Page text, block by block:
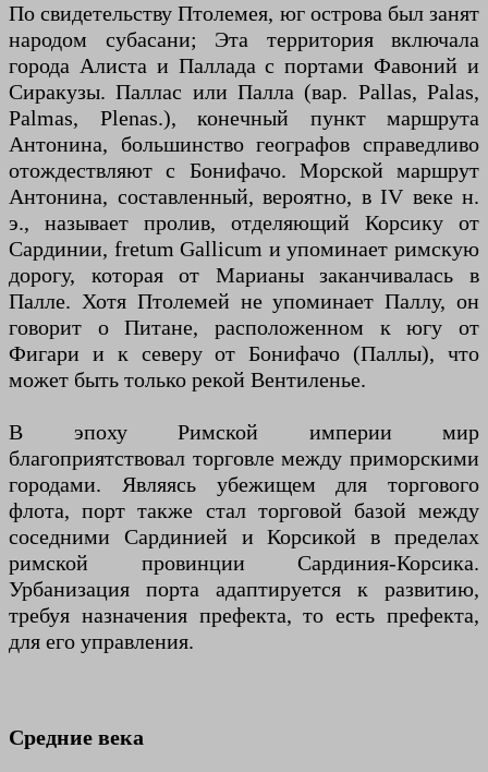
По свидетельству Птолемея, юг острова был занят
народом субасани; Эта территория включала
города Алиста и Паллада с портами Фавоний и
Сиракузы. Паллас или Палла (вар. Pallas, Palas,
Palmas, Plenas.), конечный пункт маршрута
Антонина, большинство географов справедливо
отождествляют с Бонифачо. Морской маршрут
Антонина, составленный, вероятно, в IV веке н.
э., называет пролив, отделяющий Корсику от
Сардинии, fretum Gallicum и упоминает римскую
дорогу, которая от Марианы заканчивалась в
Палле. Хотя Птолемей не упоминает Паллу, он
говорит о Питане, расположенном к югу от
Фигари и к северу от Бонифачо (Паллы), что
может быть только рекой Вентиленье.
В эпоху Римской империи мир
благоприятствовал торговле между приморскими
городами. Являясь убежищем для торгового
флота, порт также стал торговой базой между
соседними Сардинией и Корсикой в ​​пределах
римской провинции Сардиния-Корсика.
Урбанизация порта адаптируется к развитию,
требуя назначения префекта, то есть префекта,
для его управления.
Средние века